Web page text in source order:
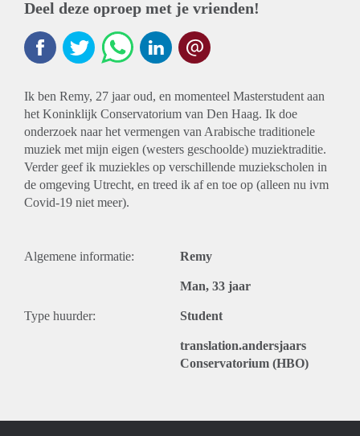
Deel deze oproep met je vrienden!
Ik ben Remy, 27 jaar oud, en momenteel Masterstudent aan
het Koninklijk Conservatorium van Den Haag. Ik doe
onderzoek naar het vermengen van Arabische traditionele
muziek met mijn eigen (westers geschoolde) muziektraditie.
Verder geef ik muziekles op verschillende muziekscholen in
de omgeving Utrecht, en treed ik af en toe op (alleen nu ivm
Covid-19 niet meer).
Algemene informatie: Remy
Man, 33 jaar
Type huurder: Student
translation.andersjaars
Conservatorium (HBO)